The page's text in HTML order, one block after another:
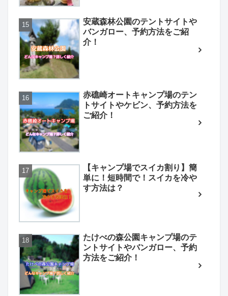
安蔵森林公園のテントサイトや
バンガロー、予約方法をご紹
介！
赤礁崎オートキャンプ場のテン
トサイトやケビン、予約方法を
ご紹介！
【キャンプ場でスイカ割り】簡
単に！短時間で！スイカを冷や
す方法は？
たけべの森公園キャンプ場のテ
ントサイトやバンガロー、予約
方法をご紹介！